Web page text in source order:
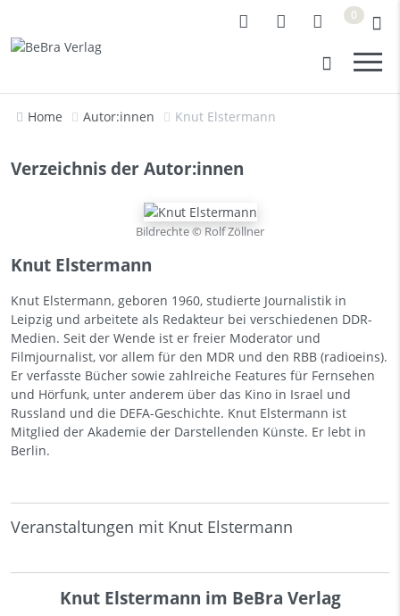
0
Home Autor:innen Knut Elstermann
Verzeichnis der Autor:innen
Bildrechte © Rolf Zöllner
Knut Elstermann
Knut Elstermann, geboren 1960, studierte Journalistik in
Leipzig und arbeitete als Redakteur bei verschiedenen DDR-
Medien. Seit der Wende ist er freier Moderator und
Filmjournalist, vor allem für den MDR und den RBB (radioeins).
Er verfasste Bücher sowie zahlreiche Features für Fernsehen
und Hörfunk, unter anderem über das Kino in Israel und
Russland und die DEFA-Geschichte. Knut Elstermann ist
Mitglied der Akademie der Darstellenden Künste. Er lebt in
Berlin.
Veranstaltungen mit Knut Elstermann
Knut Elstermann im BeBra Verlag